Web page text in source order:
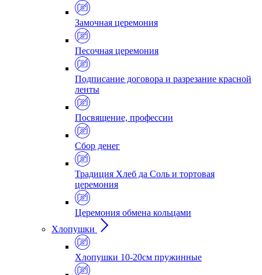
Замочная церемония
Песочная церемония
Подписание договора и разрезание красной
ленты
Посвящение, профессии
Сбор денег
Традиция Хлеб да Соль и тортовая
церемония
Церемония обмена кольцами
Хлопушки
Хлопушки 10-20см пружинные